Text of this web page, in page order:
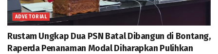
ADVETORIAL
Rustam Ungkap Dua PSN Batal Dibangun di Bontang,
Raperda Penanaman Modal Diharapkan Pulihkan